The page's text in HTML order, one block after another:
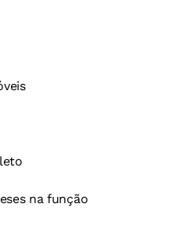
na função